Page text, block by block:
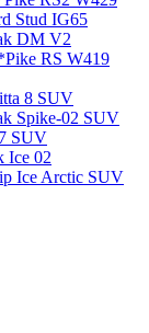
Stud IG65
DM V2
RS W419
8 SUV
Spike-02 SUV
SUV
Ice 02
Ice Arctic SUV